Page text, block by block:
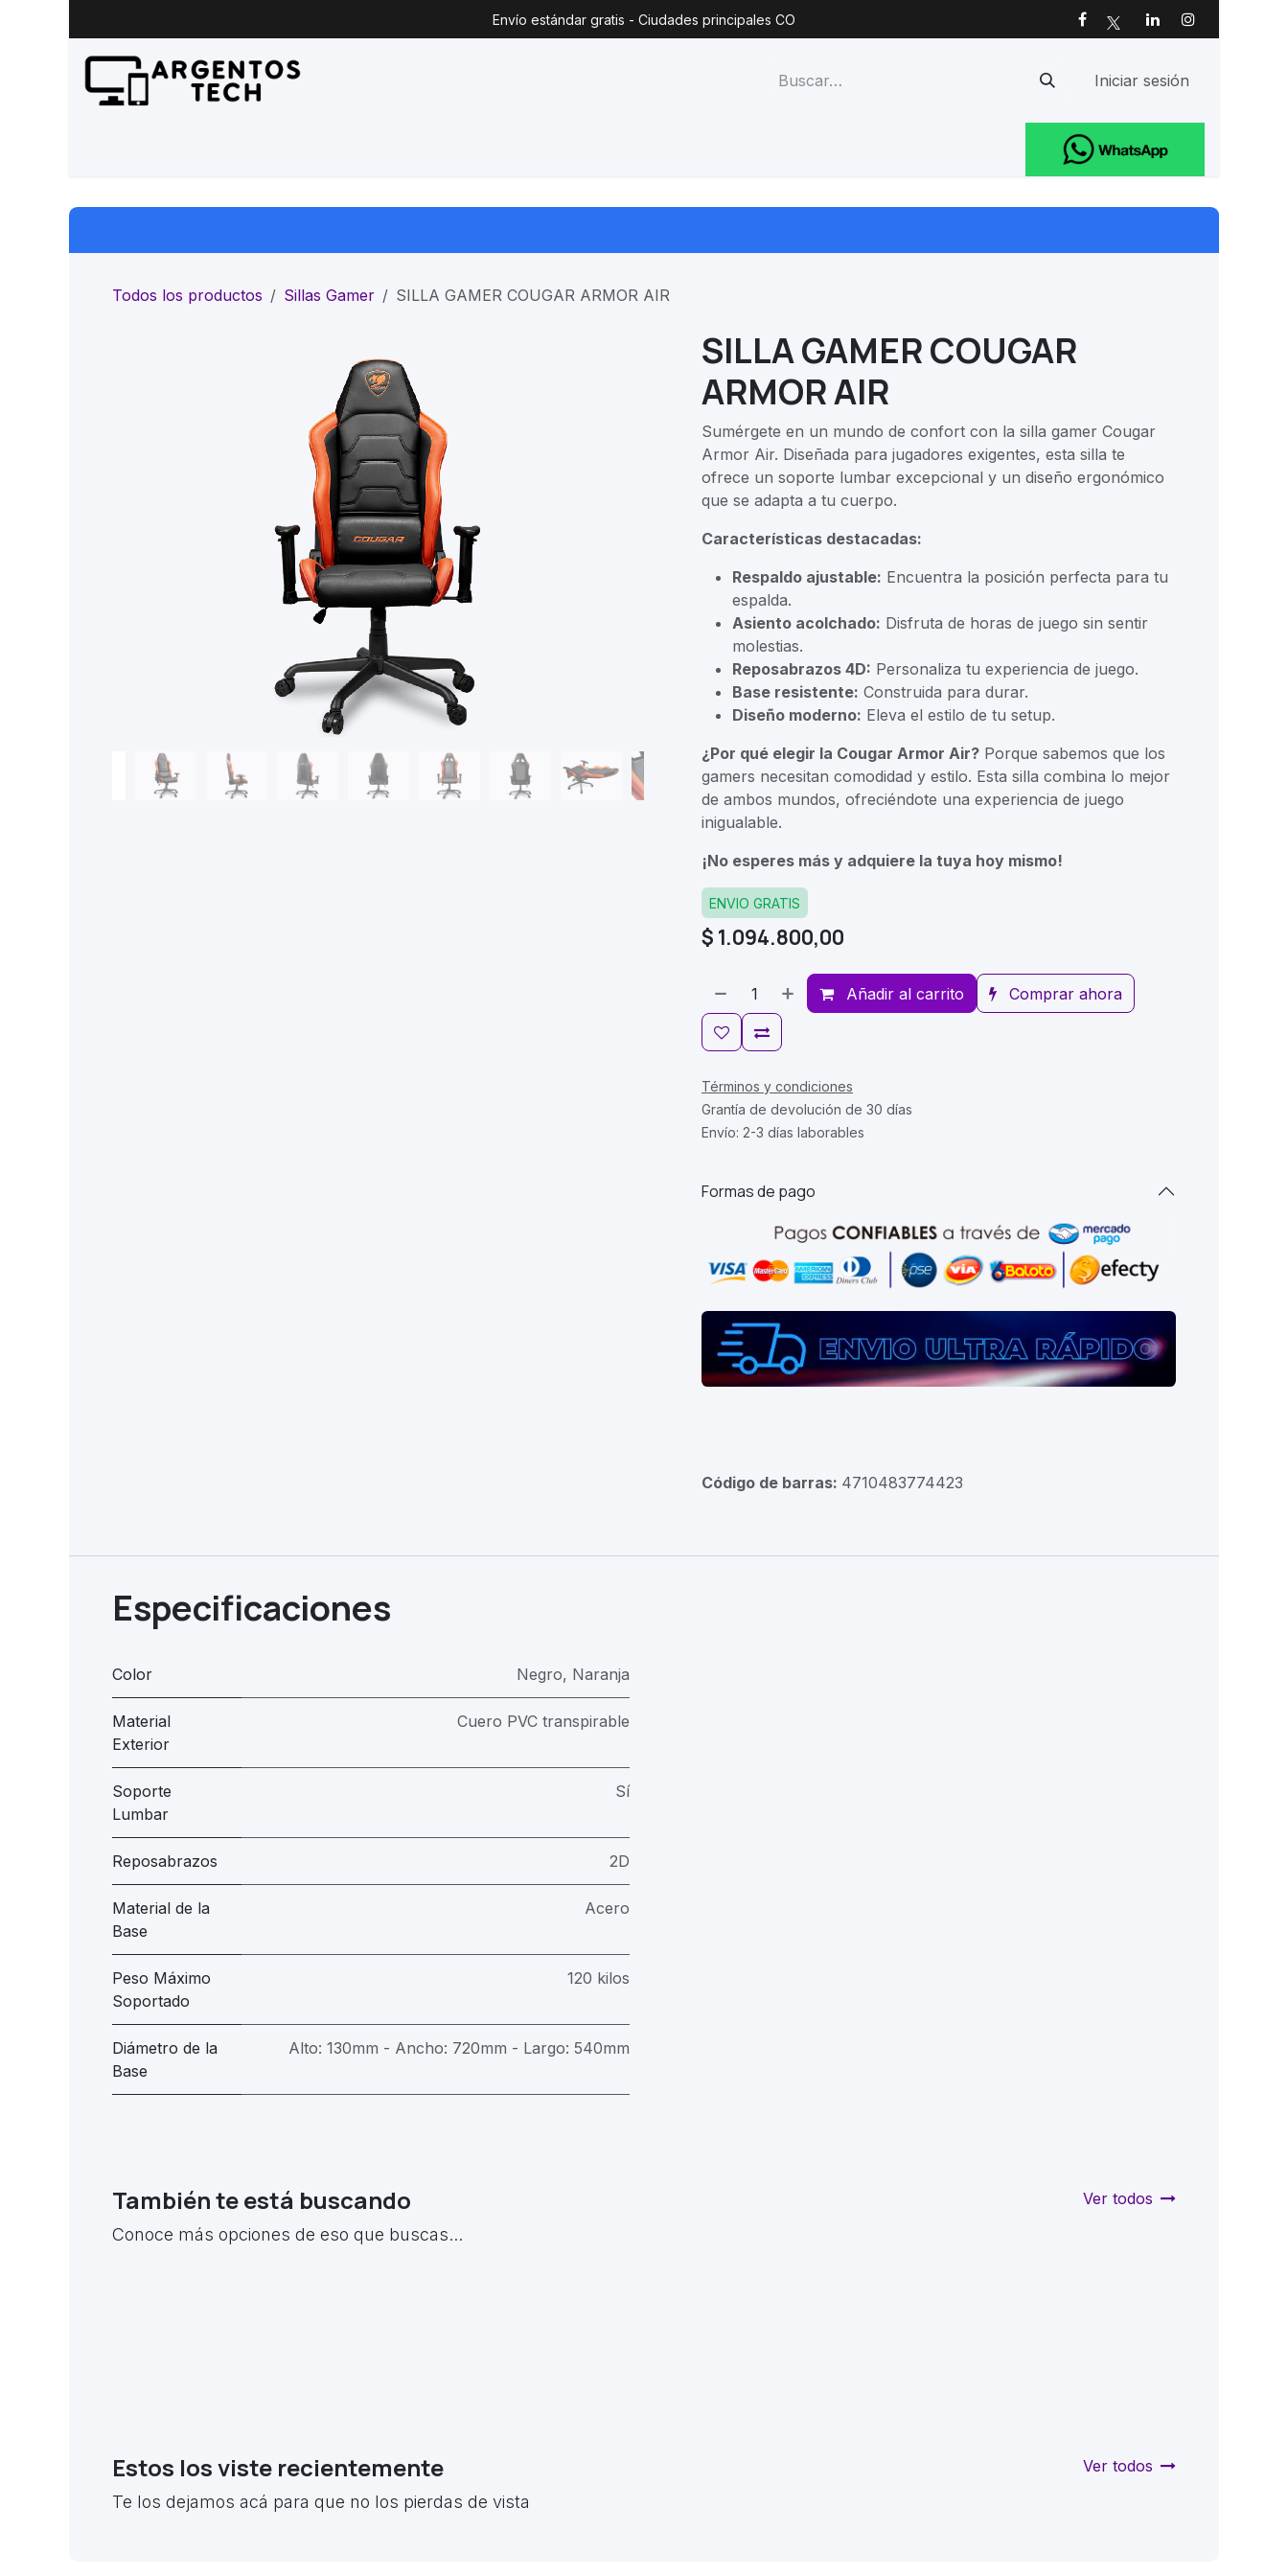
Envío estándar gratis - Ciudades principales CO
Iniciar sesión
Todos los productos Sillas Gamer SILLA GAMER COUGAR ARMOR AIR
SILLA GAMER COUGAR
ARMOR AIR
Sumérgete en un mundo de confort con la silla gamer Cougar
Armor Air. Diseñada para jugadores exigentes, esta silla te
ofrece un soporte lumbar excepcional y un diseño ergonómico
que se adapta a tu cuerpo.
Características destacadas:
Respaldo ajustable: Encuentra la posición perfecta para tu
espalda.
Asiento acolchado: Disfruta de horas de juego sin sentir
molestias.
Reposabrazos 4D: Personaliza tu experiencia de juego.
Base resistente: Construida para durar.
Diseño moderno: Eleva el estilo de tu setup.
¿Por qué elegir la Cougar Armor Air? Porque sabemos que los
gamers necesitan comodidad y estilo. Esta silla combina lo mejor
de ambos mundos, ofreciéndote una experiencia de juego
inigualable.
¡No esperes más y adquiere la tuya hoy mismo!
ENVIO GRATIS
$ 1.094.800,00
Añadir al carrito Comprar ahora
Términos y condiciones
Grantía de devolución de 30 días
Envío: 2-3 días laborables
Formas de pago
Código de barras: 4710483774423
Especificaciones
Color Negro, Naranja
Material
Exterior
Cuero PVC transpirable
Soporte
Lumbar
Sí
Reposabrazos 2D
Material de la
Base
Acero
Peso Máximo
Soportado
120 kilos
Diámetro de la
Base
Alto: 130mm - Ancho: 720mm - Largo: 540mm
También te está buscando
Conoce más opciones de eso que buscas...
Ver todos
Estos los viste recientemente
Te los dejamos acá para que no los pierdas de vista
Ver todos